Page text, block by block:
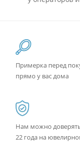
Примерка перед
прямо у вас дома
Нам можно
22 года на